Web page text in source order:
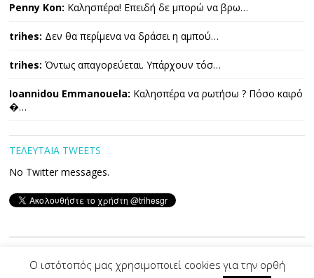
Penny Kon: Καλησπέρα! Επειδή δε μπορώ να βρω…
trihes: Δεν θα περίμενα να δράσει η αμπού…
trihes: Όντως απαγορεύεται. Υπάρχουν τόσ…
Ioannidou Emmanouela: Καλησπέρα να ρωτήσω ? Πόσο καιρό
�…
ΤΕΛΕΥΤΑΙΑ TWEETS
No Twitter messages.
Copyright © 2026 ΤΡΙΧΕΣ. All Rights Reserved.
Ο ιστότοπός μας χρησιμοποιεί cookies για την ορθή